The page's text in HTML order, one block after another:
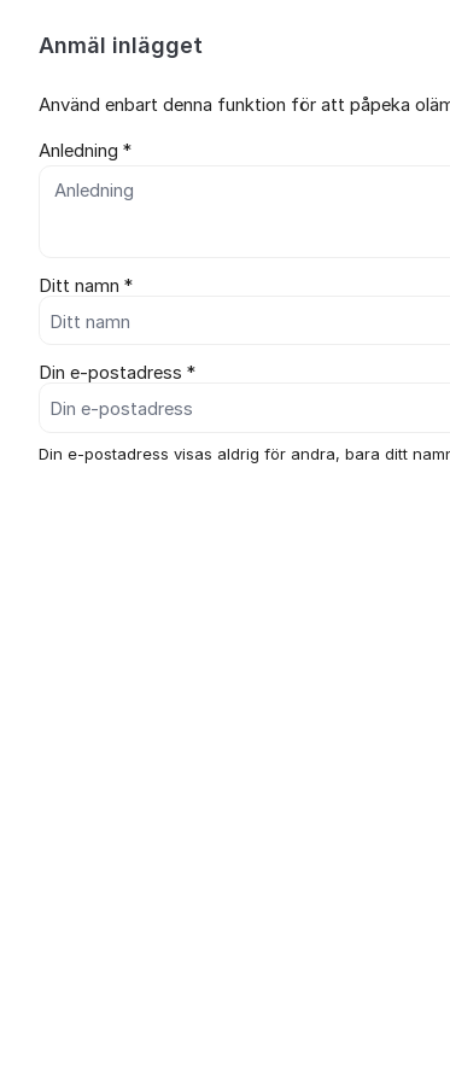
Anmäl inlägget
Använd enbart denna funktion för att påpeka
Anledning *
Ditt namn *
Din e-postadress *
Din e-postadress visas aldrig för andra, bara ditt